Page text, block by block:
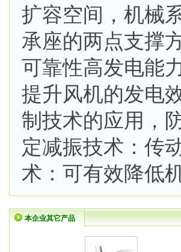
扩容空间，机械
承座的两点支撑
可靠性高发电能
提升风机的发电
制技术的应用，
定减振技术：传
术：可有效降低
本企业其它产品